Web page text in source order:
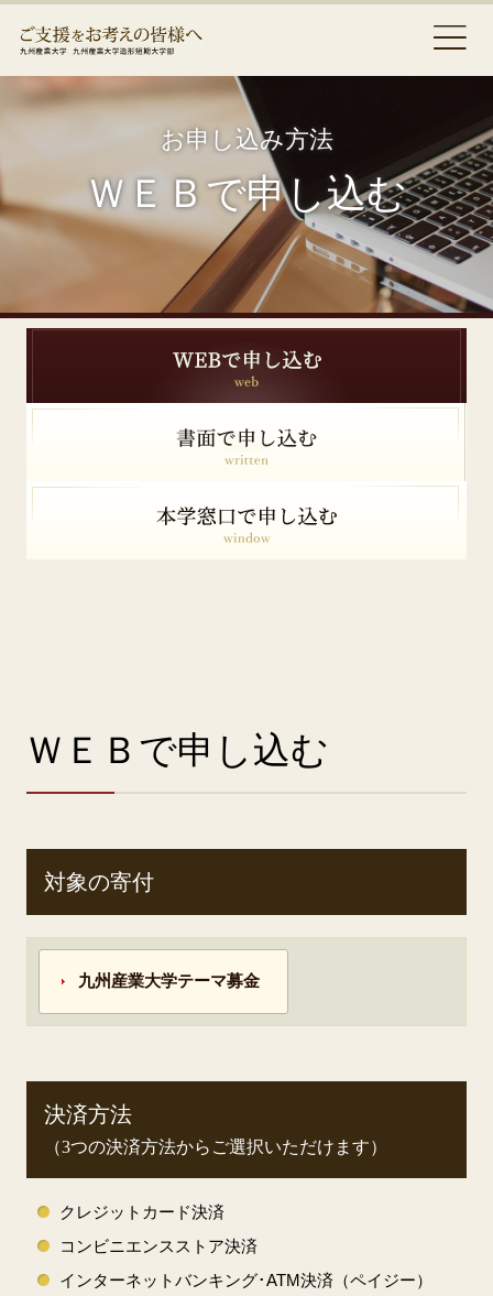
お申し込み方法
ＷＥＢで申し込む
ＷＥＢで申し込む
対象の寄付
九州産業大学テーマ募金
決済方法
（3つの決済方法からご選択いただけます）
クレジットカード決済
コンビニエンスストア決済
インターネットバンキング･ATM決済（ペイジー）